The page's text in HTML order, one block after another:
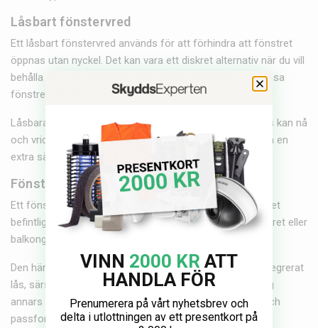
Låsbart fönstervred
Ett låsbart fönstervred används för att förhindra att fönstret
öppnas utan nyckel. Det kan vara ett diskret alternativ när du vill
behålla en enkel vardagsfunktion men samtidigt kunna låsa
fönstret vid behov.
Låsbara vred passar ofta bra på fönster där barn annars kan nå
och vrida upp vredet. De kan även användas där du vill ha en
extra säkerhetsnivå utan att montera en separat vajer.
Fönsterhandtag med lås
Ett fönsterhandtag med lås ersätter eller kompletterar det
befintliga handtaget. Det används för att hindra att fönstret eller
balkongdörren öppnas utan nyckel.
Den här typen av lösning passar när du vill ha ett mer integrerat
lås, särskilt på fönster eller dörrar där ett vanligt handtag
annars är lätt att använda. Kontrollera mått, stiftlängd och
passform innan köp.
VINN 2000 KRATT
HANDLA FÖR
Prenumerera på vårt nyhetsbrev och
delta i utlottningen av ett presentkort på